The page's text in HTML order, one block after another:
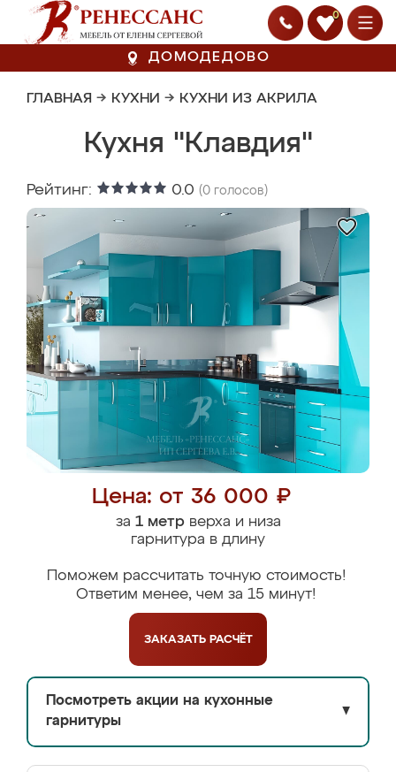
0
ДОМОДЕДОВО
ГЛАВНАЯ → КУХНИ → КУХНИ ИЗ АКРИЛА
Кухня "Клавдия"
Рейтинг: 0.0 (0 голосов)
Цена: от 36 000 ₽
за 1 метрверха и низа
гарнитура в длину
Поможем рассчитать точную стоимость!
Ответим менее, чем за 15 минут!
ЗАКАЗАТЬ РАСЧЁТ
Посмотреть акции на кухонные
гарнитуры
▼